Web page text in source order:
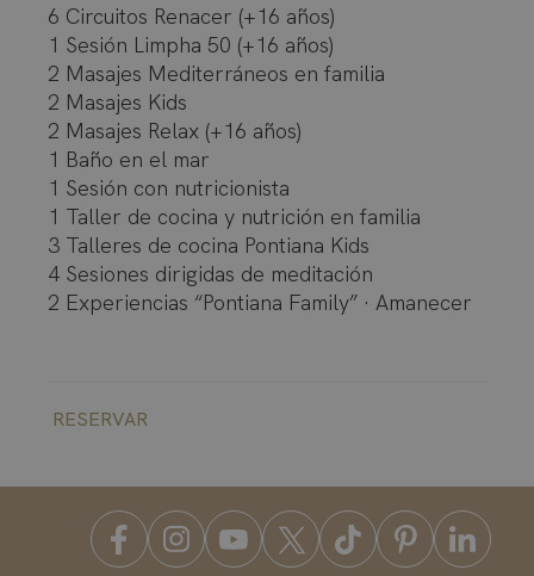
6 Circuitos Renacer (+16 años)
1 Sesión Limpha 50 (+16 años)
2 Masajes Mediterráneos en familia
2 Masajes Kids
2 Masajes Relax (+16 años)
1 Baño en el mar
1 Sesión con nutricionista
1 Taller de cocina y nutrición en familia
3 Talleres de cocina Pontiana Kids
4 Sesiones dirigidas de meditación
2 Experiencias “Pontiana Family” · Amanecer
RESERVAR